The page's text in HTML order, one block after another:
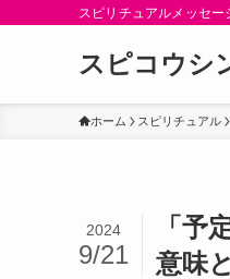
スピリチュアルメッセー
スピコウシ
ホーム スピリチュアル
「予
意味
2024
9/21